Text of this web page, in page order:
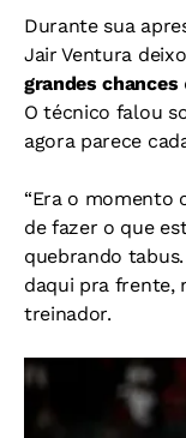
Durante sua
Jair Ventura
grandes chances
O técnico falou
agora parece
“Era o momento
de fazer o que
quebrando
daqui pra frente,
treinador.